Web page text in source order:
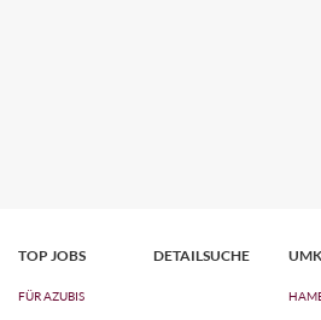
TOP JOBS
FÜR AZUBIS
DETAILSUCHE